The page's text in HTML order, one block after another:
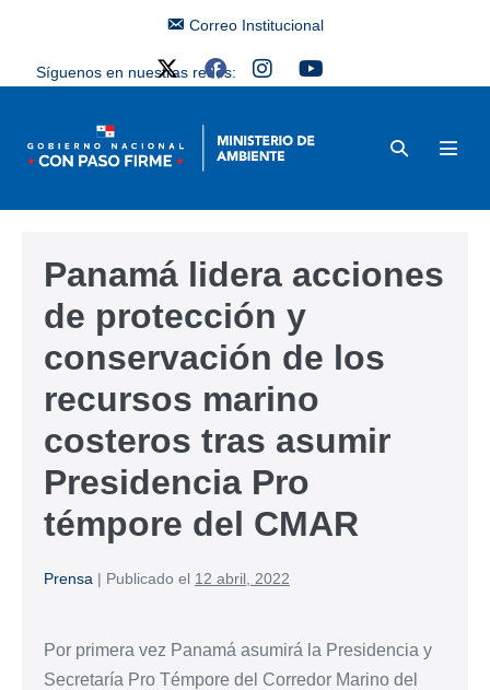
Correo Institucional
Síguenos en nuestras redes:
Panamá lidera acciones
de protección y
conservación de los
recursos marino
costeros tras asumir
Presidencia Pro
témpore del CMAR
Prensa | Publicado el 12 abril, 2022
Por primera vez Panamá asumirá la Presidencia y
Secretaría Pro Témpore del Corredor Marino del